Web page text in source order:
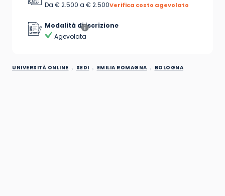
Da € 2.500 a € 2.500Verifica costo agevolato
Modalità di iscrizione
Agevolata
UNIVERSITÀ ONLINE SEDI EMILIA ROMAGNA BOLOGNA